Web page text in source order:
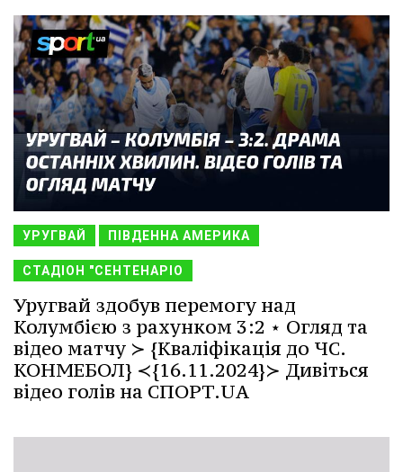
УРУГВАЙ ПІВДЕННА АМЕРИКА
СТАДІОН "СЕНТЕНАРІО
Уругвай здобув перемогу над
Колумбією з рахунком 3:2 ⋆ Огляд та
відео матчу ≻ {Кваліфікація до ЧС.
КОНМЕБОЛ} ≺{16.11.2024}≻ Дивіться
відео голів на СПОРТ.UA